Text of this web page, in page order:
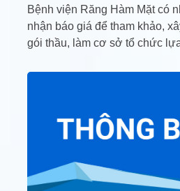
Bệnh viện Răng Hàm Mặt có
nhận báo giá để tham khảo,
gói thầu, làm cơ sở tổ chức